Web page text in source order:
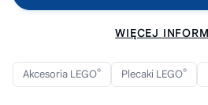
WIĘCEJ
Akcesoria LEGO® Plecaki LEGO®